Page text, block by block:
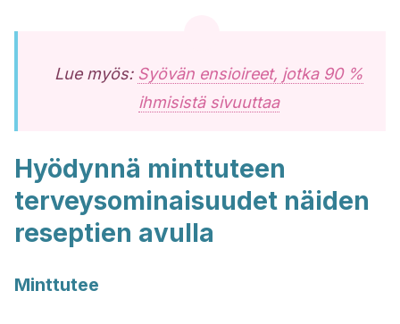
Lue myös: Syövän ensioireet, jotka 90 %
ihmisistä sivuuttaa
Hyödynnä minttuteen
terveysominaisuudet näiden
reseptien avulla
Minttutee